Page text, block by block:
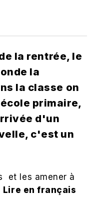
la rentrée, le
la
la classe on
primaire,
d'un
c'est un
et les amener à
Lire en français